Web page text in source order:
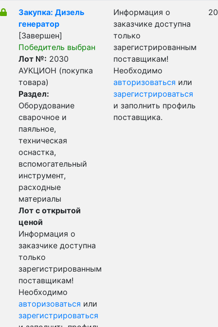
Закупка: Дизель
генератор
[Завершен]
Победитель выбран
Лот №: 2030
АУКЦИОН (покупка
товара)
Раздел:
Оборудование
сварочное и
паяльное,
техническая
оснастка,
вспомогательный
инструмент,
расходные
материалы
Лот с открытой
ценой
Информация о
заказчике доступна
только
зарегистрированным
поставщикам!
Необходимо
авторизоваться или
зарегистрироваться
Информация о
заказчике доступна
только
зарегистрированным
поставщикам!
Необходимо
авторизоваться или
зарегистрироваться
и заполнить профиль
поставщика.